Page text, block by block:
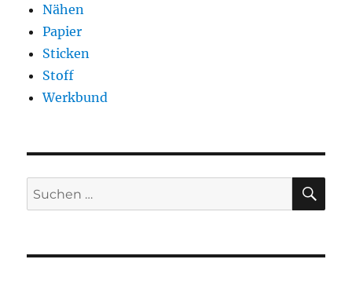
Nähen
Papier
Sticken
Stoff
Werkbund
Suchen
nach: